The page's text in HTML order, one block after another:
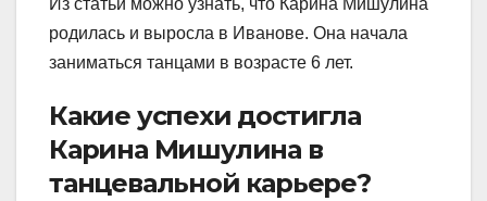
Из статьи можно узнать, что Карина Мишулина
родилась и выросла в Иванове. Она начала
заниматься танцами в возрасте 6 лет.
Какие успехи достигла
Карина Мишулина в
танцевальной карьере?